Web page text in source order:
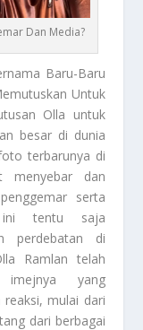
Dan Media?
Baru-Baru
Untuk
Olla untuk
besar di dunia
terbarunya di
menyebar dan
serta
ini tentu saja
perdebatan di
Ramlan telah
yang
reaksi, mulai dari
dari berbagai